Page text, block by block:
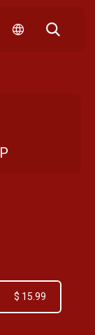
$ 15.99